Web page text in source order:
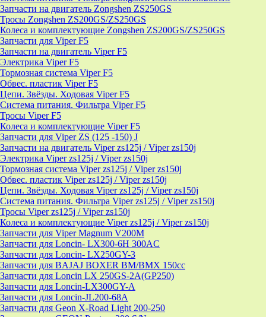
Запчасти на двигатель Zongshen ZS250GS
Тросы Zongshen ZS200GS/ZS250GS
Колеса и комплектующие Zongshen ZS200GS/ZS250GS
Запчасти для Viper F5
Запчасти на двигатель Viper F5
Электрика Viper F5
Тормозная система Viper F5
Обвес. пластик Viper F5
Цепи. Звёзды. Ходовая Viper F5
Система питания. Фильтра Viper F5
Тросы Viper F5
Колеса и комплектующие Viper F5
Запчасти для Viper ZS (125 -150) J
Запчасти на двигатель Viper zs125j / Viper zs150j
Электрика Viper zs125j / Viper zs150j
Тормозная система Viper zs125j / Viper zs150j
Обвес. пластик Viper zs125j / Viper zs150j
Цепи. Звёзды. Ходовая Viper zs125j / Viper zs150j
Система питания. Фильтра Viper zs125j / Viper zs150j
Тросы Viper zs125j / Viper zs150j
Колеса и комплектующие Viper zs125j / Viper zs150j
Запчасти для Viper Magnum V200M
Запчасти для Loncin- LX300-6H 300AC
Запчасти для Loncin- LX250GY-3
Запчасти для BAJAJ BOXER BM/ВМX 150cc
Запчасти для Loncin LX 250GS-2A(GP250)
Запчасти для Loncin-LX300GY-A
Запчасти для Loncin-JL200-68A
Запчасти для Geon X-Road Light 200-250